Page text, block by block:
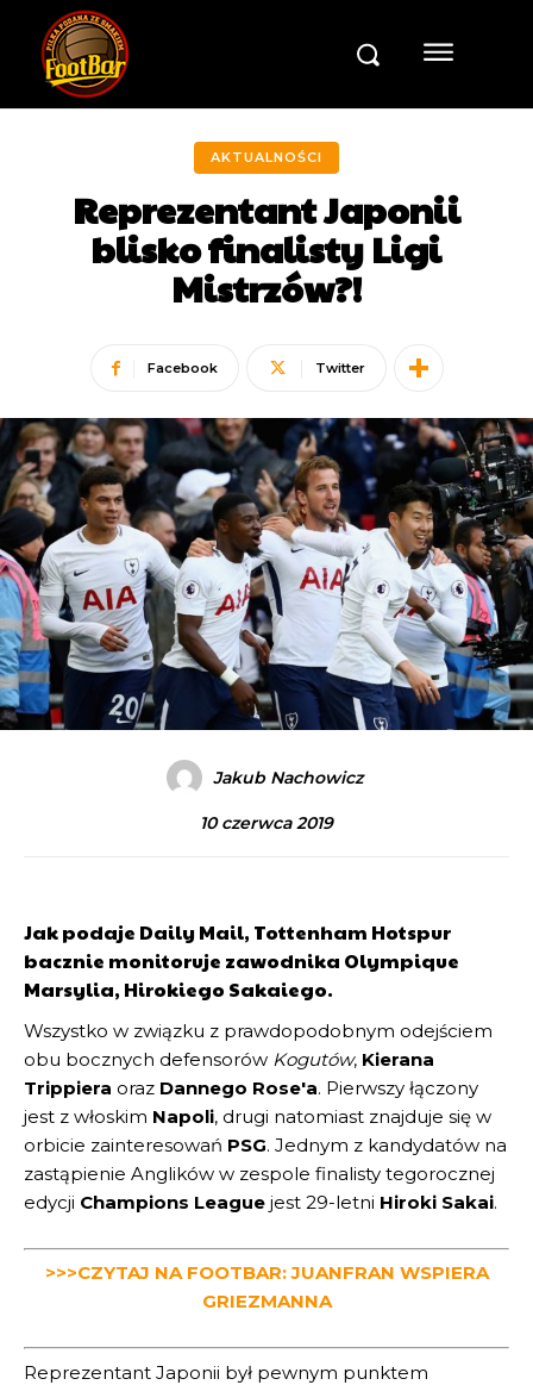
AKTUALNOŚCI
Reprezentant Japonii
blisko finalisty Ligi
Mistrzów?!
Facebook Twitter
Jakub Nachowicz
10 czerwca 2019
Jak podaje Daily Mail, Tottenham Hotspur
bacznie monitoruje zawodnika Olympique
Marsylia, Hirokiego Sakaiego.
Wszystko w związku z prawdopodobnym odejściem
obu bocznych defensorów Kogutów, Kierana
Trippiera oraz Dannego Rose'a. Pierwszy łączony
jest z włoskim Napoli, drugi natomiast znajduje się w
orbicie zainteresowań PSG. Jednym z kandydatów na
zastąpienie Anglików w zespole finalisty tegorocznej
edycji Champions League jest 29-letni Hiroki Sakai.
>>>CZYTAJ NA FOOTBAR: JUANFRAN WSPIERA
GRIEZMANNA
Reprezentant Japonii był pewnym punktem